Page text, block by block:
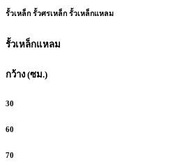
รั้วเหล็ก รั้วศรเหล็ก รั้วเหล็กแหลม
รั้วเหล็กแหลม
กว้าง (ซม.)
30
60
70